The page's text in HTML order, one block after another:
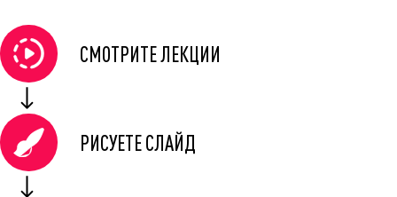
СМОТРИТЕ ЛЕКЦИИ
РИСУЕТЕ СЛАЙД